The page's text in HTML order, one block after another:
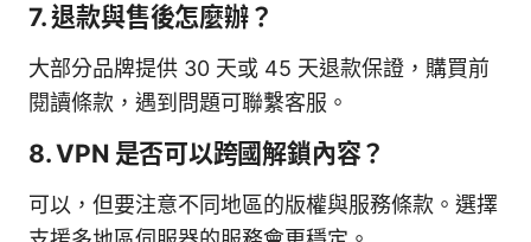
7. 退款與售後怎麼辦？
大部分品牌提供 30 天或 45 天退款保證，購買前
閱讀條款，遇到問題可聯繫客服。
8. VPN 是否可以跨國解鎖內容？
可以，但要注意不同地區的版權與服務條款。選擇